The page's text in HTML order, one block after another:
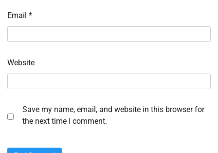
Email *
Website
Save my name, email, and website in this browser for
the next time I comment.